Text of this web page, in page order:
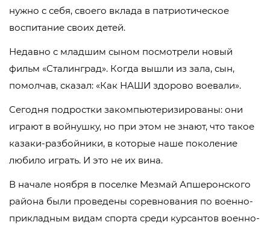
нужно с себя, своего вклада в патриотическое
воспитание своих детей.
Недавно с младшим сыном посмотрели новый
фильм «Сталинград». Когда вышли из зала, сын,
помолчав, сказал: «Как НАШИ здорово воевали».
Сегодня подростки закомпьютеризированы: они
играют в войнушку, но при этом не знают, что такое
казаки-разбойники, в которые наше поколение
любило играть. И это не их вина.
В начале ноября в поселке Мезмай Апшеронского
района были проведены соревнования по военно-
прикладным видам спорта среди курсантов военно-